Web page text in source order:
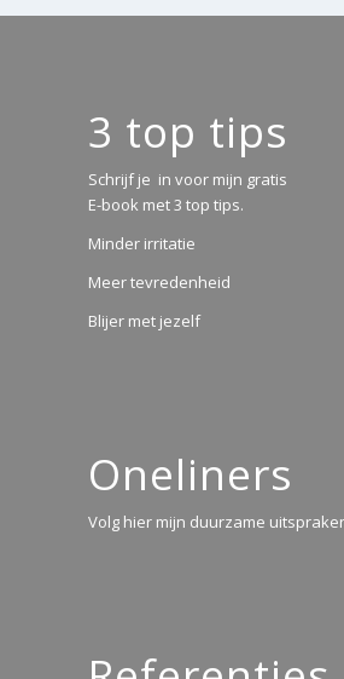
3 top tips
Schrijf je in voor mijn gratis
E-book met 3 top tips.
Minder irritatie
Meer tevredenheid
Blijer met jezelf
Oneliners
Volg hier mijn duurzame